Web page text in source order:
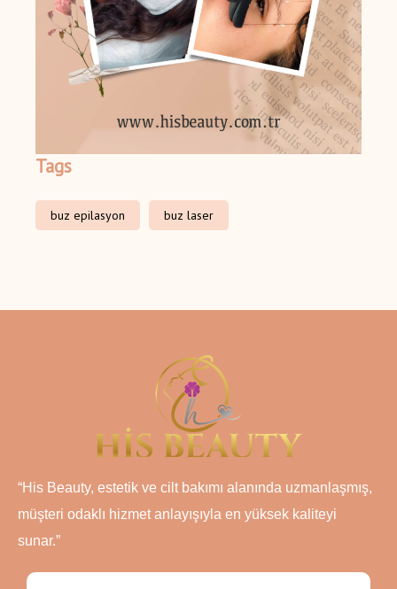
Tags
buz epilasyon buz laser
“His Beauty, estetik ve cilt bakımı alanında uzmanlaşmış,
müşteri odaklı hizmet anlayışıyla en yüksek kaliteyi
sunar.”